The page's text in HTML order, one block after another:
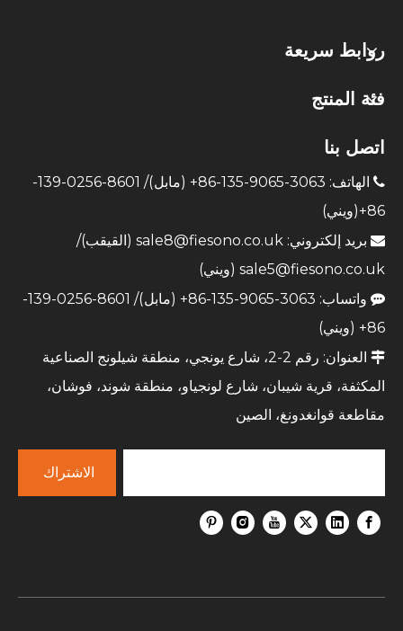
روابط سريعة
فئة المنتج
اتصل بنا

الهاتف: 3063-9065-135-86+ (مابل)/ 8601-0256-139-
86+(ويني)
 بريد إلكتروني: sale8@fiesono.co.uk (القيقب)/
sale5@fiesono.co.uk (ويني)

واتساب: 3063-9065-135-86+ (مابل)/ 8601-0256-139-
86+ (ويني)

العنوان: رقم 2-2، شارع يونجي، منطقة شيلونج الصناعية
المكثفة، قرية شيبان، شارع لونجياو، منطقة شوند، فوشان،
مقاطعة قوانغدونغ، الصين
الاشتراك